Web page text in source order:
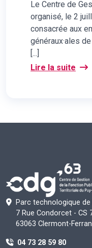
Le Centre de
organisé, le 2
consacrée aux
généraux·ales
[...]
Lire la suite
Parc technologique de
7 Rue Condorcet - CS
63063 Clermont-
04 73 28 59 80